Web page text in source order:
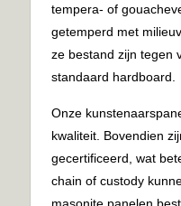
tempera- of
getemperd met
ze bestand zijn tegen
standaard hardboard.
Onze
kwaliteit. Bovendien
gecertificeerd, wat
chain of custody
masonite panelen